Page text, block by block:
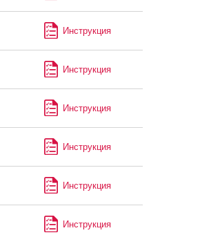
Инструкция
Инструкция
Инструкция
Инструкция
Инструкция
Инструкция